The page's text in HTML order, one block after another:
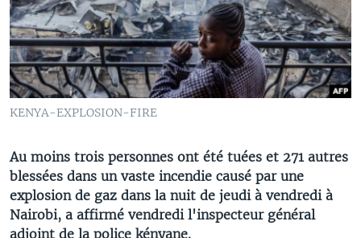
KENYA-EXPLOSION-FIRE
Au moins trois personnes ont été tuées et 271 autres
blessées dans un vaste incendie causé par une
explosion de gaz dans la nuit de jeudi à vendredi à
Nairobi, a affirmé vendredi l'inspecteur général
adjoint de la police kényane.